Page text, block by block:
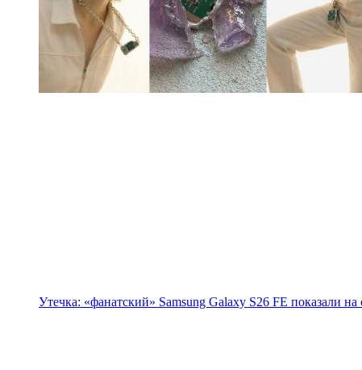
Утечка: «фанатский» Samsung Galaxy S26 FE показали